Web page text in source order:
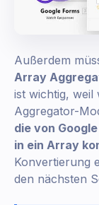
Außerdem
Array
ist wichtig, weil
Aggregator-
die von
in ein Array
Konvertierung
den nächsten